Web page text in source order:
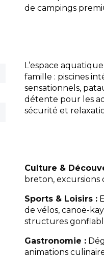
de campings
L’espace
famille : piscines
sensationnels,
détente pour les
sécurité et
Culture &
breton, excursions
Sports & Loisirs :
de vélos, canoë-
structures
Gastronomie :
animations